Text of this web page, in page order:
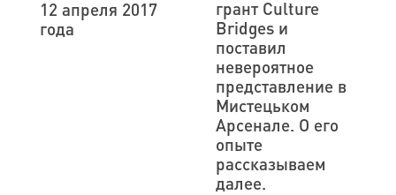
12 апреля 2017
года
грант Culture
Bridges и
поставил
невероятное
представление в
Мистецьком
Арсенале. О его
опыте
рассказываем
далее.